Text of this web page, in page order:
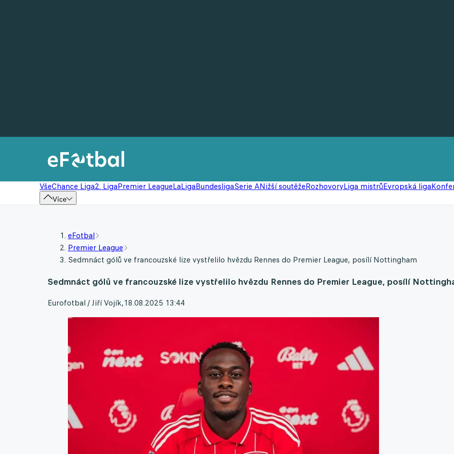
VšeChance Liga2. LigaPremier LeagueLaLigaBundesligaSerie ANižší soutěžeRozhovoryLiga mistrůEvropská liga
Více
eFotbal
Premier League
Sedmnáct gólů ve francouzské lize vystřelilo hvězdu Rennes do Premier League, posílí Nottingham
Sedmnáct gólů ve francouzské lize vystřelilo hvězdu Rennes do Premier League, posílí
Eurofotbal / Jiří Vojík,18.08.2025 13:44